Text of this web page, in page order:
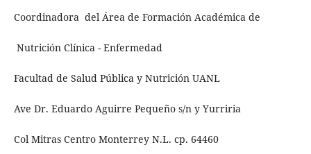
Coordinadora del Área de Formación Académica de
Nutrición Clínica - Enfermedad
Facultad de Salud Pública y Nutrición UANL
Ave Dr. Eduardo Aguirre Pequeño s/n y Yurriria
Col Mitras Centro Monterrey N.L. cp. 64460